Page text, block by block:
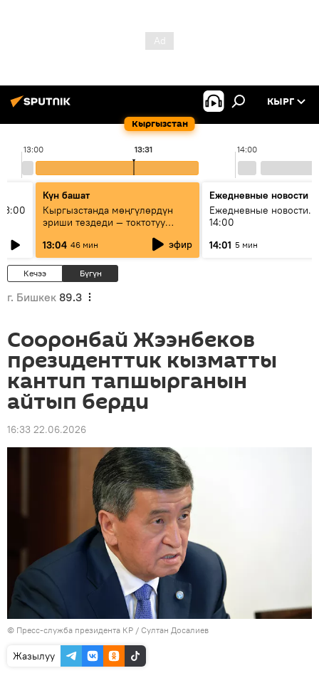
Кыргызстан
КЫРГ
13:00 14:00
13:31
Күн башат
Кыргызстанда мөңгүлөрдүн
эриши тездеди — токтотуу
13:04 46 мин эфир
Ежедневные новости
Ежедневные новости.
14:00
14:01 5 мин
Кечээ Бүгүн
г. Бишкек 89.3
Сооронбай Жээнбеков
президенттик кызматты
кантип тапшырганын
айтып берди
16:33 22.06.2026
© Пресс-служба президента КР / Султан Досалиев
Жазылуу